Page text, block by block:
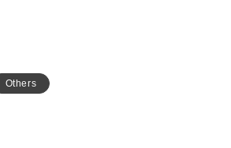
Others